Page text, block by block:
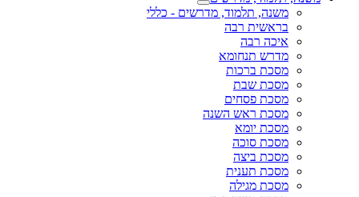
משנה, תלמוד, מדרשים - כללי
בראשית רבה
איכה רבה
מדרש תנחומא
מסכת ברכות
מסכת שבת
מסכת פסחים
מסכת ראש השנה
מסכת יומא
מסכת סוכה
מסכת ביצה
מסכת תענית
מסכת מגילה